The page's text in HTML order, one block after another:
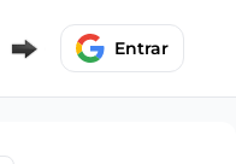
Entrar